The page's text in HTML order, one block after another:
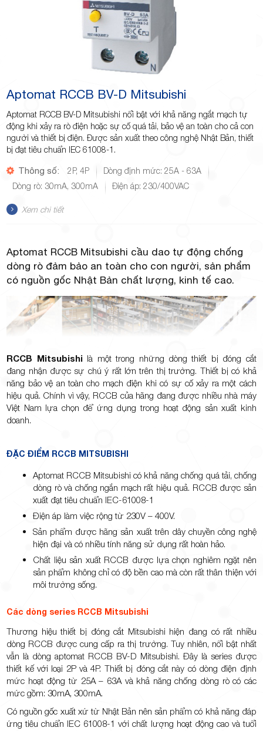
Giảng,
phường
Hiệp Phú,
TP.Thủ
Đức,
TP.HCM
Aptomat RCCB BV-D Mitsubishi
Aptomat RCCB BV-D Mitsubishi nổi bật với khả năng ngắt mạch tự
động khi xảy ra rò điện hoặc sự cố quá tải, bảo vệ an toàn cho cả con
người và thiết bị điện. Được sản xuất theo công nghệ Nhật Bản, thiết
bị đạt tiêu chuẩn IEC 61008-1.
Thông số: 2P, 4P
Dòng định mức: 25A - 63A
Dòng rò: 30mA, 300mA
Điện áp: 230/400VAC
Xem chi tiết
Aptomat RCCB Mitsubishi cầu dao tự động chống
dòng rò đảm bảo an toàn cho con người, sản phẩm
có nguồn gốc Nhật Bản chất lượng, kinh tế cao.
RCCB Mitsubishilà một trong những dòng thiết bị đóng cắt
đang nhận được sự chú ý rất lớn trên thị trường. Thiết bị có khả
năng bảo vệ an toàn cho mạch điện khi có sự cố xảy ra một cách
hiệu quả. Chính vì vậy, RCCB của hãng đang được nhiều nhà máy
Việt Nam lựa chọn để ứng dụng trong hoạt động sản xuất kinh
doanh.
ĐẶC ĐIỂM RCCB MITSUBISHI
Aptomat RCCB Mitsubishi có khả năng chống quá tải, chống
dòng rò và chống ngắn mạch rất hiệu quả. RCCB được sản
xuất đạt tiêu chuẩn IEC-61008-1
Điện áp làm việc rộng từ 230V – 400V.
Sản phẩm được hãng sản xuất trên dây chuyền công nghệ
hiện đại và có nhiều tính năng sử dụng rất hoàn hảo.
Chất liệu sản xuất RCCB được lựa chọn nghiêm ngặt nên
sản phẩm không chỉ có độ bền cao mà còn rất thân thiện với
môi trường sống.
Các dòng series RCCB Mitsubishi
Thương hiệu thiết bị đóng cắt Mitsubishi hiện đang có rất nhiều
dòng RCCB được cung cấp ra thị trường. Tuy nhiên, nổi bật nhất
vẫn là dòng aptomat RCCB BV-D Mitsubishi. Đây là series được
thiết kế với loại 2P và 4P. Thiết bị đóng cắt này có dòng điện định
mức hoạt động từ 25A – 63A và khả năng chống dòng rò có các
mức gồm: 30mA, 300mA.
Có nguồn gốc xuất xứ từ Nhật Bản nên sản phẩm có khả năng đáp
ứng tiêu chuẩn IEC 61008-1 với chất lượng hoạt động cao và tuổi